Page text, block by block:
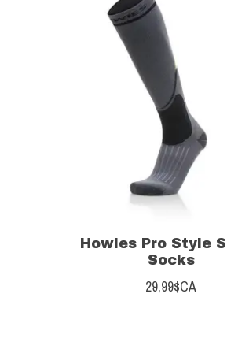
Howies Pro Style
Socks
29,99$CA